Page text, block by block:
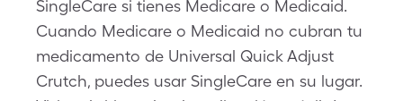
SingleCare si tienes Medicare o Medicaid.
Cuando Medicare o Medicaid no cubran tu
medicamento de Universal Quick Adjust
Crutch, puedes usar SingleCare en su lugar.